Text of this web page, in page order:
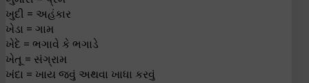
ખુદી = અહંકાર
ખેડા = ગામ
ખેદે = ભગાવે કે ભગાડે
ખેતૂ = સંગ્રામ
ખંદા = ખાય જવું અથવા ખાધા કરવું